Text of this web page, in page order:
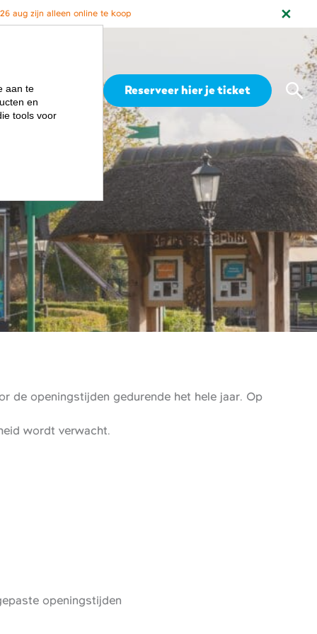
aug zijn alleen online te koop
Reserveer hier je ticket
de openingstijden gedurende het hele jaar. Op
wordt verwacht.
openingstijden
aan te
en
tools voor